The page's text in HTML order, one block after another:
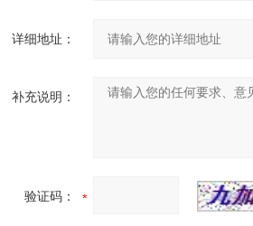
详细地址：
补充说明：
验证码：